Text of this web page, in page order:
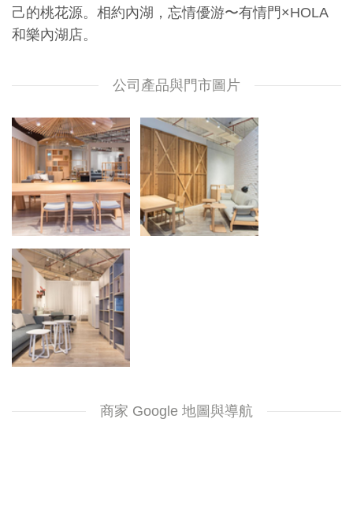
己的桃花源。相約內湖，忘情優游〜有情門×HOLA
和樂內湖店。
公司產品與門市圖片
商家 Google 地圖與導航